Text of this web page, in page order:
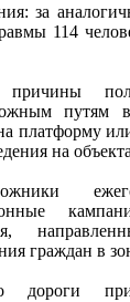
за
114
причины
путям
платформу
на
граждан в
дороги